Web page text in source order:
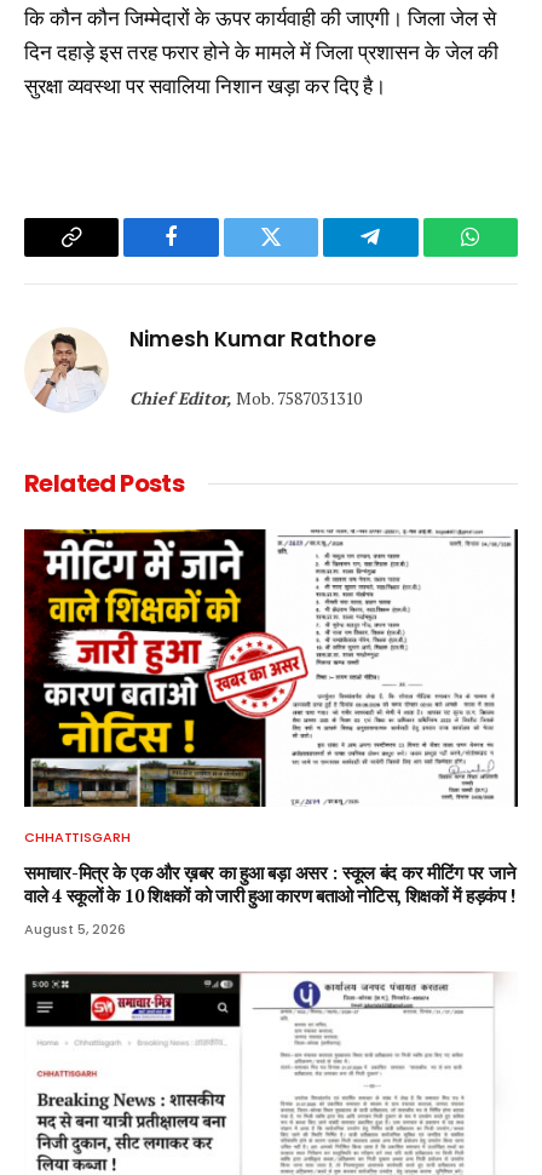
कि कौन कौन जिम्मेदारों के ऊपर कार्यवाही की जाएगी। जिला जेल से
दिन दहाड़े इस तरह फरार होने के मामले में जिला प्रशासन के जेल की
सुरक्षा व्यवस्था पर सवालिया निशान खड़ा कर दिए है।
Copy
Facebook Twitter Telegram
Nimesh Kumar Rathore
Chief Editor, Mob. 7587031310
RelatedPosts
CHHATTISGARH
समाचार-मित्र के एक और ख़बर का हुआ बड़ा असर : स्कूल बंद कर मीटिंग पर जाने
वाले 4 स्कूलों के 10 शिक्षकों को जारी हुआ कारण बताओ नोटिस, शिक्षकों में हड़कंप !
August 5, 2026